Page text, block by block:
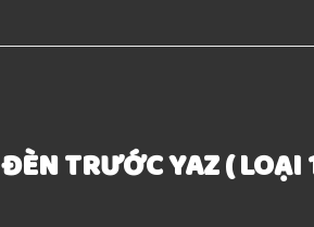
ĐÈN TRƯỚC YAZ (